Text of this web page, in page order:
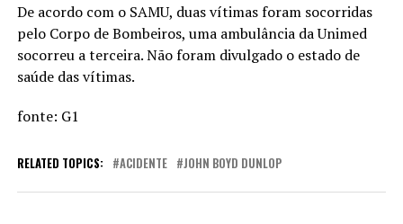
De acordo com o SAMU, duas vítimas foram socorridas
pelo Corpo de Bombeiros, uma ambulância da Unimed
socorreu a terceira. Não foram divulgado o estado de
saúde das vítimas.
fonte: G1
RELATED TOPICS: ACIDENTE JOHN BOYD DUNLOP